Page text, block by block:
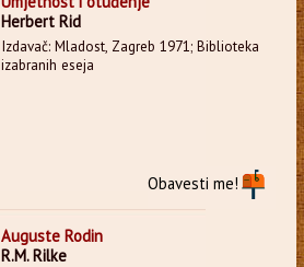
Herbert Rid
Izdavač: Mladost, Zagreb 1971; Biblioteka
izabranih eseja
Obavesti me!
Auguste Rodin
R.M. Rilke